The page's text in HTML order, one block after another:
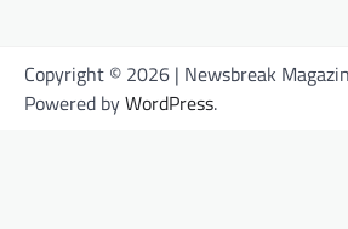
Copyright © 2026 | Newsbreak
Powered byWordPress.